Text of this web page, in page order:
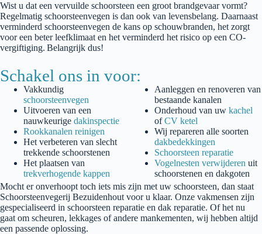
Wist u dat een vervuilde schoorsteen een groot brandgevaar vormt?
Regelmatig schoorsteenvegen is dan ook van levensbelang. Daarnaast
verminderd schoorsteenvegen de kans op schouwbranden, het zorgt
voor een beter leefklimaat en het verminderd het risico op een CO-
vergiftiging. Belangrijk dus!
Schakel ons in voor:
Vakkundig
schoorsteenvegen
Uitvoeren van een
nauwkeurige dakinspectie
Rookkanalen reinigen
Het verbeteren van slecht
trekkende schoorstenen
Het plaatsen van
trekverhogende kappen
Aanleggen en renoveren van
bestaande kanalen
Onderhoud van uw kachel
ofCV ketel
Wij repareren alle soorten
dakbedekkingen
Schoorsteen reparatie
Vogelnesten verwijderen uit
schoorstenen en dakgoten
Mocht er onverhoopt toch iets mis zijn met uw schoorsteen, dan staat
Schoorsteenvegerij Bezuidenhout voor u klaar. Onze vakmensen zijn
gespecialiseerd in schoorsteen reparatie en dak reparatie. Of het nu
gaat om scheuren, lekkages of andere mankementen, wij hebben altijd
een passende oplossing.